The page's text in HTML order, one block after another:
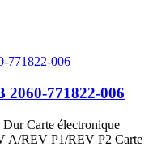
771822-006
Carte électronique
A/REV P1/REV P2 Carte